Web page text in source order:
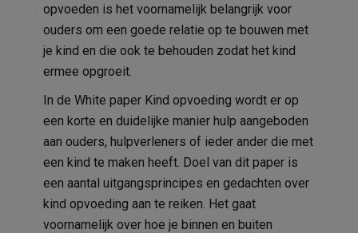
opvoeden is het voornamelijk belangrijk voor
ouders om een goede relatie op te bouwen met
je kind en die ook te behouden zodat het kind
ermee opgroeit.
In de White paper Kind opvoeding wordt er op
een korte en duidelijke manier hulp aangeboden
aan ouders, hulpverleners of ieder ander die met
een kind te maken heeft. Doel van dit paper is
een aantal uitgangsprincipes en gedachten over
kind opvoeding aan te reiken. Het gaat
voornamelijk over hoe je binnen en buiten